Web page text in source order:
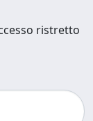
ristretto